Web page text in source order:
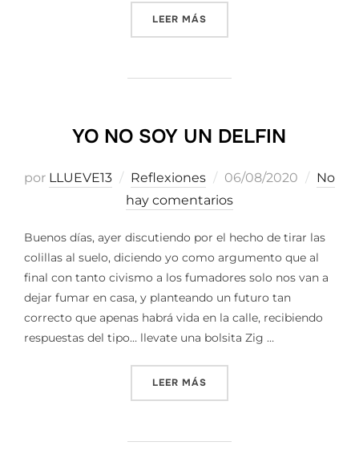
LEER MÁS
YO NO SOY UN DELFIN
por LLUEVE13 Reflexiones
Publicado
el
06/08/2020
No
hay comentarios
Buenos días, ayer discutiendo por el hecho de tirar las
colillas al suelo, diciendo yo como argumento que al
final con tanto civismo a los fumadores solo nos van a
dejar fumar en casa, y planteando un futuro tan
correcto que apenas habrá vida en la calle, recibiendo
respuestas del tipo… llevate una bolsita Zig …
LEER MÁS